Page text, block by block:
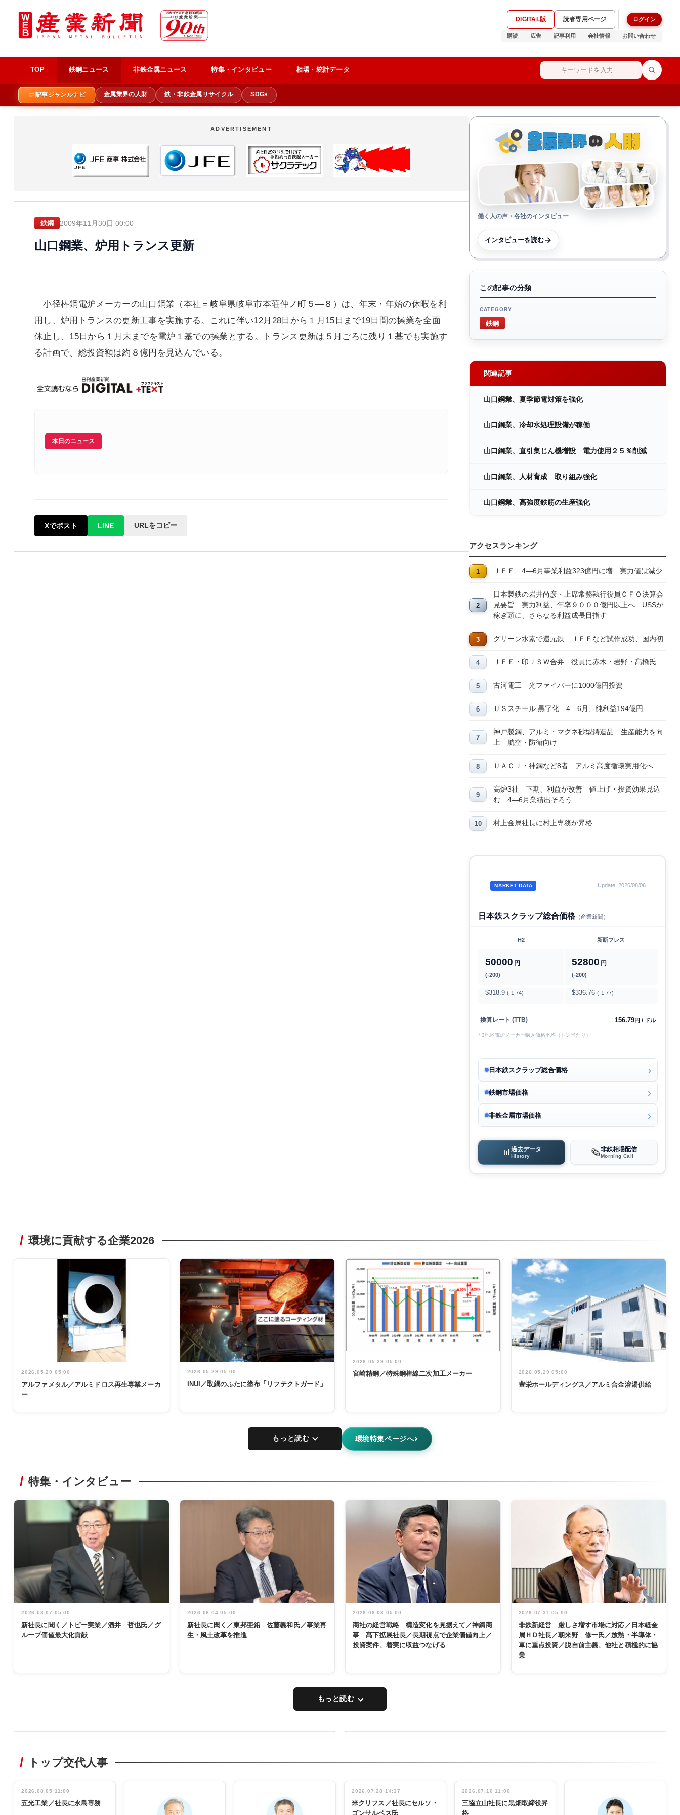
DIGITAL版 読者専用ページ ログイン
購読 広告 記事利用 会社情報 お問い合わせ
TOP 鉄鋼ニュース 非鉄金属ニュース 特集・インタビュー 相場・統計データ
記事ジャンルナビ 金属業界の人財 鉄・非鉄金属リサイクル SDGs
ADVERTISEMENT
鉄鋼 2009年11月30日 00:00
山口鋼業、炉用トランス更新
小径棒鋼電炉メーカーの山口鋼業（本社＝岐阜県岐阜市本荘仲ノ町５―８）は、年末・年始の休暇を利
用し、炉用トランスの更新工事を実施する。これに伴い12月28日から１月15日まで19日間の操業を全面
休止し、15日から１月末までを電炉１基での操業とする。トランス更新は５月ごろに残り１基でも実施す
る計画で、総投資額は約８億円を見込んでいる。
本日のニュース
Xでポスト LINE URLをコピー
働く人の声・各社のインタビュー
インタビューを読む
この記事の分類
CATEGORY
鉄鋼
関連記事
山口鋼業、夏季節電対策を強化
山口鋼業、冷却水処理設備が稼働
山口鋼業、直引集じん機増設 電力使用２５％削減
山口鋼業、人材育成 取り組み強化
山口鋼業、高強度鉄筋の生産強化
アクセスランキング
ＪＦＥ 4―6月事業利益323億円に増 実力値は減少
日本製鉄の岩井尚彦・上席常務執行役員ＣＦＯ決算会
見要旨 実力利益、年率９０００億円以上へ USSが
稼ぎ頭に、さらなる利益成長目指す
グリーン水素で還元鉄 ＪＦＥなど試作成功、国内初
ＪＦＥ・印ＪＳＷ合弁 役員に赤木・岩野・髙橋氏
古河電工 光ファイバーに1000億円投資
ＵＳスチール 黒字化 4―6月、純利益194億円
神戸製鋼、アルミ・マグネ砂型鋳造品 生産能力を向
上 航空・防衛向け
ＵＡＣＪ・神鋼など8者 アルミ高度循環実用化へ
高炉3社 下期、利益が改善 値上げ・投資効果見込
む 4―6月業績出そろう
村上金属社長に村上専務が昇格
MARKET DATA Update: 2026/08/06
日本鉄スクラップ総合価格（産業新聞）
H2 新断プレス
50000 円
(-200)
52800 円
(-200)
$318.9 (-1.74) $336.76 (-1.77)
換算レート (TTB) 156.79円 / ドル
* 3地区電炉メーカー購入価格平均（トン当たり）
日本鉄スクラップ総合価格
鉄鋼市場価格
非鉄金属市場価格
📊 過去データ
History 🗞️非鉄相場配信
Morning Call
環境に貢献する企業2026
2026.05.29 05:00
アルファメタル／アルミドロス再生専業メーカ
ー
2026.05.29 05:00
INUI／取鍋のふたに塗布「リフテクトガード」
2026.05.29 05:00
宮崎精鋼／特殊鋼棒線二次加工メーカー 2026.05.29 05:00
豊栄ホールディングス／アルミ合金溶湯供給
もっと読む 環境特集ページへ
特集・インタビュー
2026.08.07 05:00
新社長に聞く／トピー実業／酒井 哲也氏／グ
ループ価値最大化貢献
2026.08.04 05:00
新社長に聞く／東邦亜鉛 佐藤義和氏／事業再
生・風土改革を推進
2026.08.03 05:00
商社の経営戦略 構造変化を見据えて／神鋼商
事 髙下拡展社長／長期視点で企業価値向上／
投資案件、着実に収益つなげる
2026.07.31 05:00
非鉄新経営 厳しさ増す市場に対応／日本軽金
属ＨＤ社長／朝来野 修一氏／放熱・半導体・
車に重点投資／脱自前主義、他社と積極的に協
業
もっと読む
非鉄業界で
管理職編
インタビュ
ー／社内ア
INTERVIEW
念祝う 業界
関係者ら220
人出席
トップ交代人事
2026.08.05 11:00
五光工業／社長に永島専務
2026.07.28 14:37
米クリフス／社長にセルソ・
ゴンサルベス氏
2026.07.10 11:00
三協立山社長に黒畑取締役昇
格